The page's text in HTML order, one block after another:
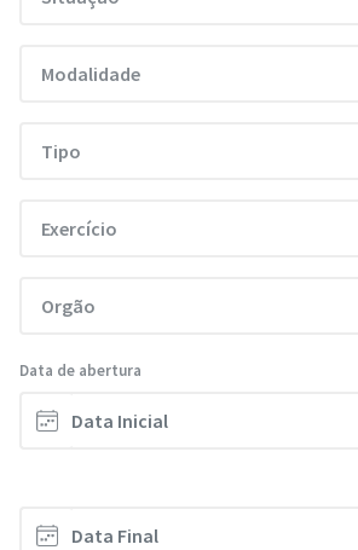
Data de abertura